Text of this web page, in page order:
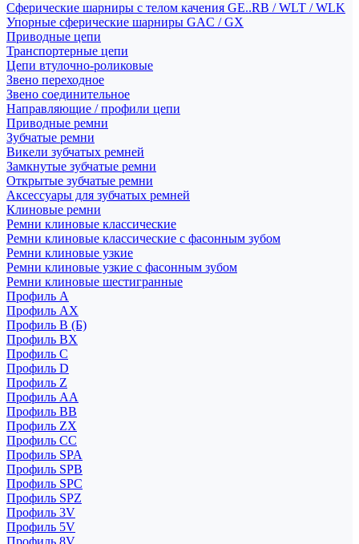
Сферические шарниры с телом качения GE..RB / WLT / WLK
Упорные сферические шарниры GAC / GX
Приводные цепи
Транспортерные цепи
Цепи втулочно-роликовые
Звено переходное
Звено соединительное
Направляющие / профили цепи
Приводные ремни
Зубчатые ремни
Викели зубчатых ремней
Замкнутые зубчатые ремни
Открытые зубчатые ремни
Аксессуары для зубчатых ремней
Клиновые ремни
Ремни клиновые классические
Ремни клиновые классические с фасонным зубом
Ремни клиновые узкие
Ремни клиновые узкие с фасонным зубом
Ремни клиновые шестигранные
Профиль A
Профиль AX
Профиль B (Б)
Профиль BX
Профиль C
Профиль D
Профиль Z
Профиль АА
Профиль BB
Профиль ZX
Профиль CC
Профиль SPA
Профиль SPB
Профиль SPC
Профиль SPZ
Профиль 3V
Профиль 5V
Профиль 8V